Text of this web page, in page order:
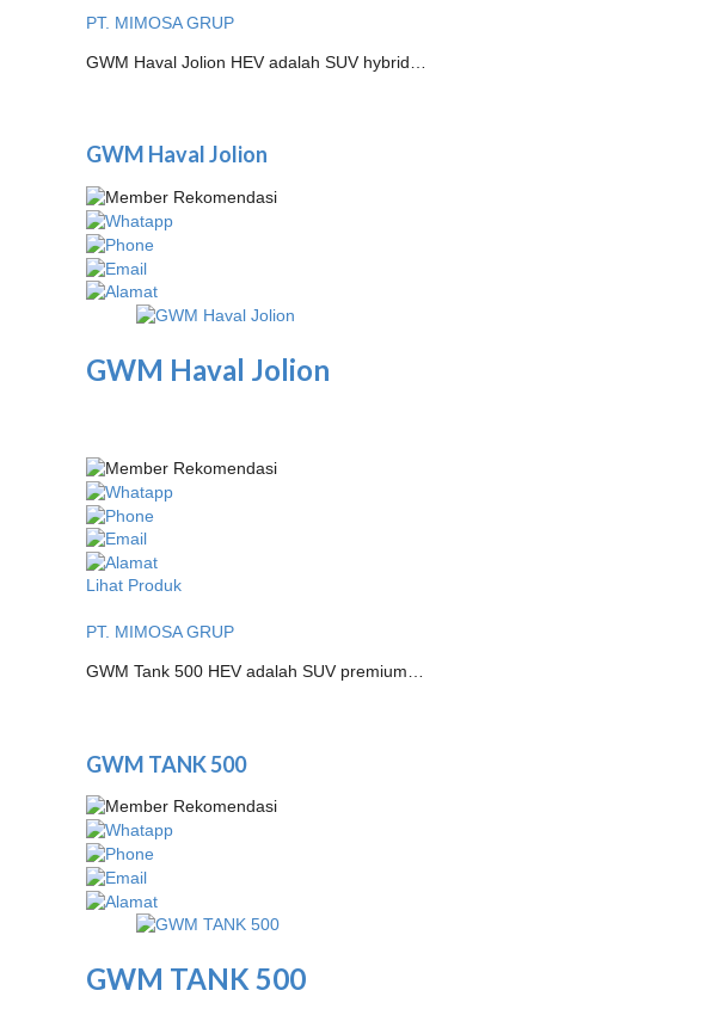
PT. MIMOSA GRUP
GWM Haval Jolion HEV adalah SUV hybrid…
GWM Haval Jolion
GWM Haval Jolion
Lihat Produk
PT. MIMOSA GRUP
GWM Tank 500 HEV adalah SUV premium…
GWM TANK 500
GWM TANK 500